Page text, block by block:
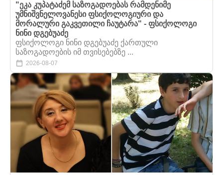
"ეკა კუპატაძემ საზოგადოებას რამდენიმე
უმნიშვნელოვანესი ფსიქოლოგიური და
მორალური გაკვეთილი ჩაუტარა" - ფსიქოლოგი
ნინი დგებუაძე
ფსიქოლოგი ნინი დგებუაძე ქართული
საზოგადოების იმ თვისებებზე ...
2026-08-07